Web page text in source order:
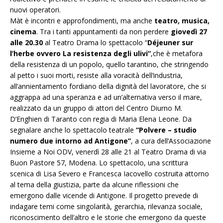
nuovi operatori.
Màt è incontri e approfondimenti, ma anche teatro, musica,
cinema. Tra i tanti appuntamenti da non perdere giovedì 27
alle 20.30 al Teatro Drama lo spettacolo “Déjeuner sur
l’herbe ovvero La resistenza degli ulivi”,che è metafora
della resistenza di un popolo, quello tarantino, che stringendo
al petto i suoi morti, resiste alla voracità dell’industria,
all’annientamento fordiano della dignità del lavoratore, che si
aggrappa ad una speranza e ad un’alternativa verso il mare,
realizzato da un gruppo di attori del Centro Diurno M.
D’Enghien di Taranto con regia di Maria Elena Leone. Da
segnalare anche lo spettacolo teatrale “Polvere – studio
numero due intorno ad Antigone”, a cura dell’Associazione
Insieme a Noi ODV, venerdì 28 alle 21 al Teatro Drama di via
Buon Pastore 57, Modena. Lo spettacolo, una scrittura
scenica di Lisa Severo e Francesca Iacovello costruita attorno
al tema della giustizia, parte da alcune riflessioni che
emergono dalle vicende di Antigone. Il progetto prevede di
indagare temi come singolarità, gerarchia, rilevanza sociale,
riconoscimento dell’altro e le storie che emergono da queste